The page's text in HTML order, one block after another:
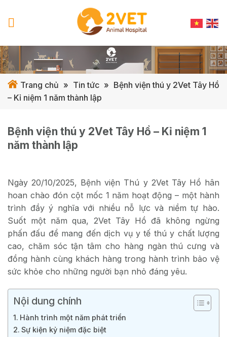
Trang chủ » Tin tức » Bệnh viện thú y 2Vet Tây Hồ
– Kỉ niệm 1 năm thành lập
Bệnh viện thú y 2Vet Tây Hồ – Kỉ niệm 1
năm thành lập
Ngày 20/10/2025, Bệnh viện Thú y 2Vet Tây Hồ hân
hoan chào đón cột mốc 1 năm hoạt động – một hành
trình đầy ý nghĩa với nhiều nỗ lực và niềm tự hào.
Suốt một năm qua, 2Vet Tây Hồ đã không ngừng
phấn đấu để mang đến dịch vụ y tế thú y chất lượng
cao, chăm sóc tận tâm cho hàng ngàn thú cưng và
đồng hành cùng khách hàng trong hành trình bảo vệ
sức khỏe cho những người bạn nhỏ đáng yêu.
Nội dung chính
Hành trình một năm phát triển
Sự kiện kỷ niệm đặc biệt